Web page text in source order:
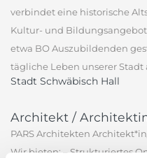
verbindet eine historische
Kultur- und
etwa BO Auszubildenden
tägliche Leben unserer
Stadt Schwäbisch Hall
Architekt /
PARS Architekten
Wir bieten: – Strukturiertes